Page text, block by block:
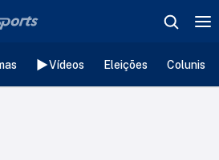
Vídeos Eleições